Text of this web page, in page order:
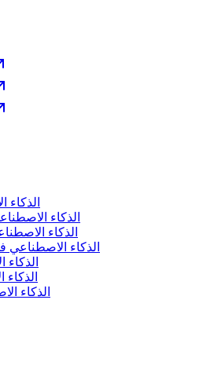
الذكاء
الذكاء
الذكاء الاصطناعي
الذكاء